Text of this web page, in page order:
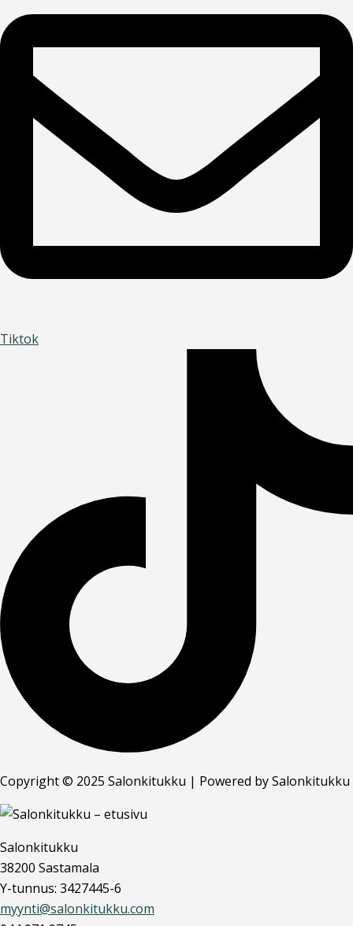
Tiktok
Copyright © 2025 Salonkitukku | Powered by Salonkitukku
Salonkitukku
38200 Sastamala
Y-tunnus: 3427445-6
myynti@salonkitukku.com